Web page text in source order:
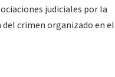
judiciales por la
crimen organizado en